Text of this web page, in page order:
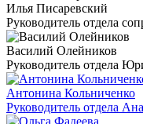
Илья Писаревский
Руководитель отдела
Василий Олейников
Руководитель отдела
Антонина Кольниченко
Руководитель отдела